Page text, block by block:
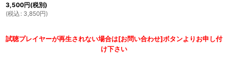
3,500円(税別)
(税込 : 3,850円)
試聴プレイヤーが再生されない場合は[お問い合わせ]ボタンよりお申し付
け下さい